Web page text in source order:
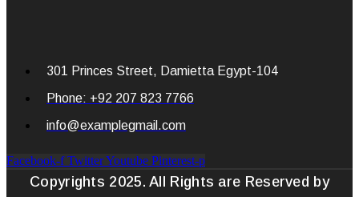
301 Princes Street, Damietta Egypt-104
Phone: +92 207 823 7766
info@examplegmail.com
Facebook-f TwitterYoutube Pinterest-p
Copyrights 2025. All Rights are Reserved by